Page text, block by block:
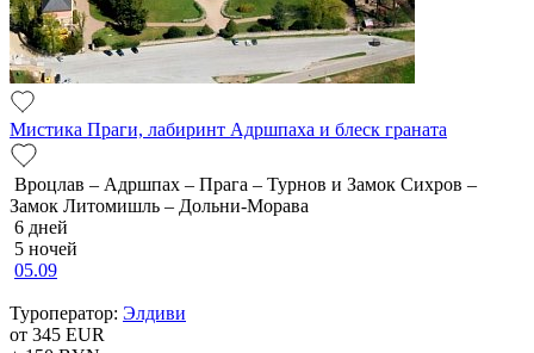
Мистика Праги, лабиринт Адршпаха и блеск граната
Вроцлав – Адршпах – Прага – Турнов и Замок Сихров –
Замок Литомишль – Дольни-Морава
6 дней
5 ночей
05.09
Туроператор: Элдиви
от 345 EUR